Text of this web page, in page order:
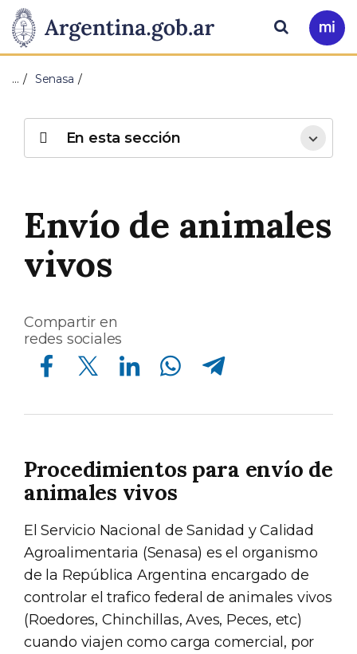
Presidencia
de
Nación
Pasar al contenido principal
Ir
a
Buscar
… Senasa
Envío de animales
vivos
Compartir en
redes sociales
Compartir en Facebook Compartir en Twitter Compartir en Linkedin Compartir en Whatsapp Compartir en Telegram
Procedimientos para envío de
animales vivos
El Servicio Nacional de Sanidad y Calidad
Agroalimentaria (Senasa) es el organismo
de la República Argentina encargado de
controlar el trafico federal de animales vivos
(Roedores, Chinchillas, Aves, Peces, etc)
cuando viajen como carga comercial, por
En esta sección